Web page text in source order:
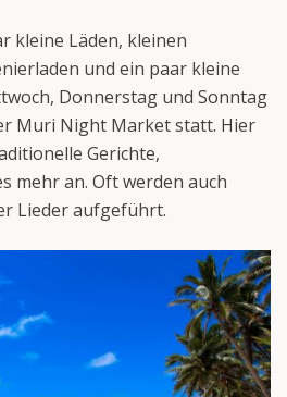
kleine Läden, kleinen
und ein paar kleine
Donnerstag und Sonntag
Muri Night Market statt. Hier
Gerichte,
mehr an. Oft werden auch
Lieder aufgeführt.